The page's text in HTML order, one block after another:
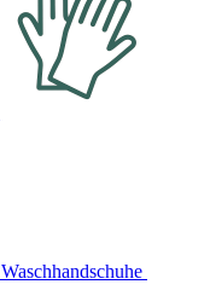
Waschhandschuhe